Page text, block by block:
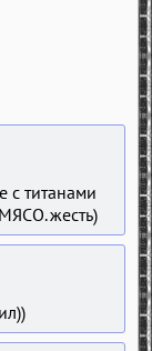
с титанами
жесть)